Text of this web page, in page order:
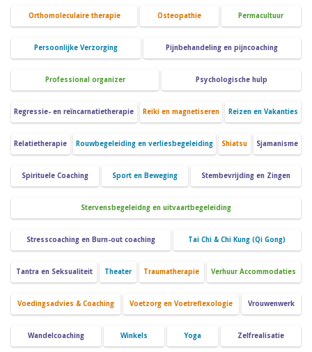
Orthomoleculaire therapie Osteopathie Permacultuur
Persoonlijke Verzorging Pijnbehandeling en pijncoaching
Professional organizer Psychologische hulp
Regressie- en reïncarnatietherapie Reiki en magnetiseren Reizen en Vakanties
Relatietherapie Rouwbegeleiding en verliesbegeleiding Shiatsu Sjamanisme
Spirituele Coaching Sport en Beweging Stembevrijding en Zingen
Stervensbegeleidng en uitvaartbegeleiding
Stresscoaching en Burn-out coaching Tai Chi & Chi Kung (Qi Gong)
Tantra en Seksualiteit Theater Traumatherapie Verhuur Accommodaties
Voedingsadvies & Coaching Voetzorg en Voetreflexologie Vrouwenwerk
Wandelcoaching Winkels Yoga Zelfrealisatie